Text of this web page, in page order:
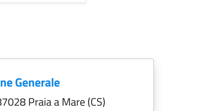
Generale
Praia a Mare (CS)